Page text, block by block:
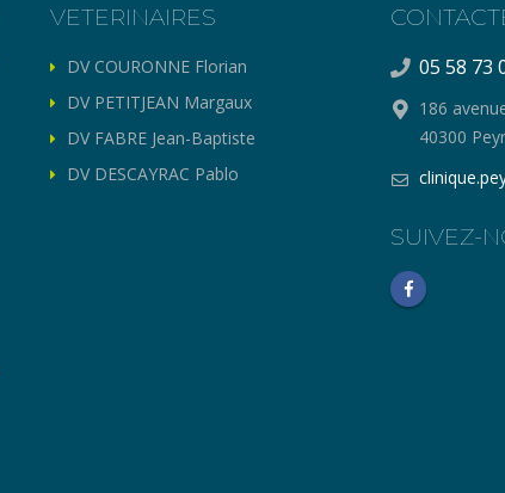
VETERINAIRES
DV COURONNE Florian
DV PETITJEAN Margaux
DV FABRE Jean-Baptiste
DV DESCAYRAC Pablo
05 58 73
186
40300
SUIVEZ-